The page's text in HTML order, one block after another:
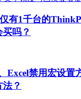
有1千台的
吗？
Excel禁用宏设置
？